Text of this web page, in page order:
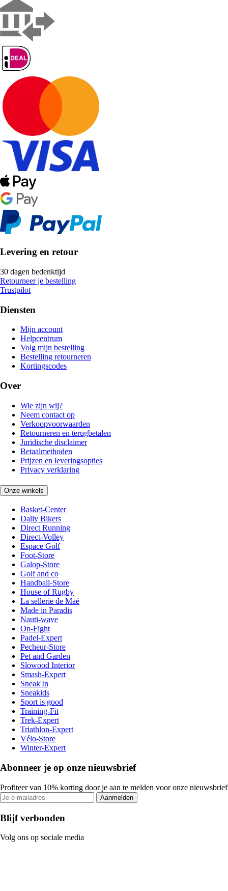
Levering en retour
30 dagen bedenktijd
Retourneer je bestelling
Trustpilot
Diensten
Mijn account
Helpcentrum
Volg mijn bestelling
Bestelling retourneren
Kortingscodes
Over
Wie zijn wij?
Neem contact op
Verkoopvoorwaarden
Retourneren en terugbetalen
Juridische disclaimer
Betaalmethoden
Prijzen en leveringsopties
Privacy verklaring
Onze winkels
Basket-Center
Daily Bikers
Direct Running
Direct-Volley
Espace Golf
Foot-Store
Galop-Store
Golf and co
Handball-Store
House of Rugby
La sellerie de Maé
Made in Paradis
Nauti-wave
On-Fight
Padel-Expert
Pecheur-Store
Pet and Garden
Slowood Interior
Smash-Expert
Sneak'In
Sneakids
Sport is good
Training-Fit
Trek-Expert
Triathlon-Expert
Vélo-Store
Winter-Expert
Abonneer je op onze nieuwsbrief
Profiteer van 10% korting door je aan te melden voor onze nieuwsbrief
Aanmelden
Blijf verbonden
Volg ons op sociale media